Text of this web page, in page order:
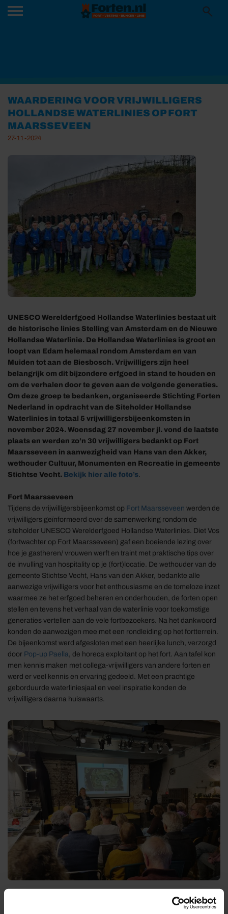
WAARDERING VOOR VRIJWILLIGERS
HOLLANDSE WATERLINIES OP FORT
MAARSSEVEEN
27-11-2024
UNESCO Werelderfgoed Hollandse Waterlinies bestaat uit
de historische linies Stelling van Amsterdam en de Nieuwe
Hollandse Waterlinie. De Hollandse Waterlinies is groot en
loopt van Edam helemaal rondom Amsterdam en van
Muiden tot aan de Biesbosch. Vrijwilligers zijn heel
belangrijk om dit bijzondere erfgoed in stand te houden en
om de verhalen door te geven aan de volgende generaties.
Om deze groep te bedanken, organiseerde Stichting Forten
Nederland in opdracht van de Siteholder Hollandse
Waterlinies in totaal 5 vrijwilligersbijeenkomsten in
november 2024. Woensdag 27 november jl. vond de laatste
plaats en werden zo’n 30 vrijwilligers bedankt op Fort
Maarsseveen in aanwezigheid van Hans van den Akker,
wethouder Cultuur, Monumenten en Recreatie in gemeente
Stichtse Vecht. Bekijk hier alle foto’s.
Fort Maarsseveen
Tijdens de vrijwilligersbijeenkomst op Fort Maarsseveen werden de
vrijwilligers geïnformeerd over de samenwerking rondom de
siteholder UNESCO Werelderfgoed Hollandse Waterlinies. Diet Vos
(fortwachter op Fort Maarsseveen) gaf een boeiende lezing over
hoe je gastheren/ vrouwen werft en traint met praktische tips over
de invulling van hospitality op je (fort)locatie. De wethouder van de
gemeente Stichtse Vecht, Hans van den Akker, bedankte alle
aanwezige vrijwilligers voor het enthousiasme en de tomeloze inzet
waarmee ze het erfgoed beheren en onderhouden, de forten open
stellen en tevens het verhaal van de waterlinie voor toekomstige
generaties vertellen aan de vele fortbezoekers. Na het dankwoord
konden de aanwezigen mee met een rondleiding op het fortterrein.
De bijeenkomst werd afgesloten met een heerlijke lunch, verzorgd
door Pop-up Paella, de horeca exploitant op het fort. Aan tafel kon
men kennis maken met collega-vrijwilligers van andere forten en
werd er veel kennis en ervaring gedeeld. Met een prachtige
geborduurde waterliniesjaal en veel inspiratie konden de
vrijwilligers daarna huiswaarts.